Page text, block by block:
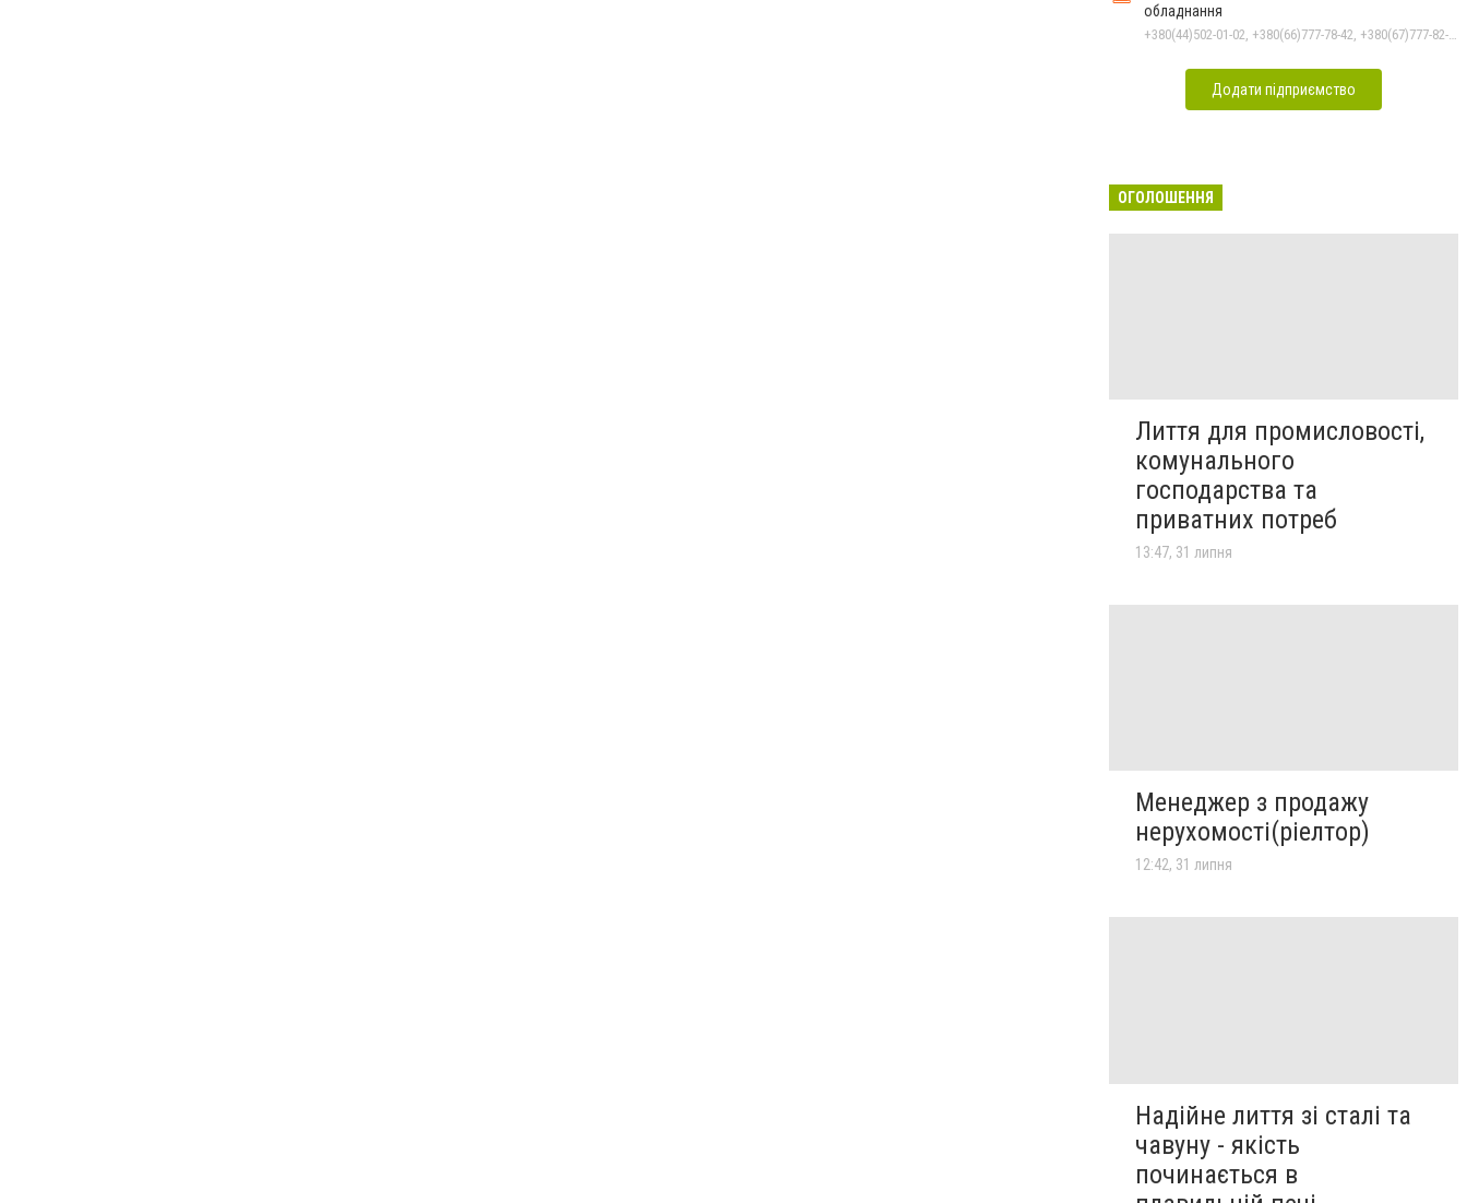
обладнання
Додати підприємство
ОГОЛОШЕННЯ
Лиття для промисловості,
комунального
господарства та
приватних потреб
13:47, 31 липня
Менеджер з продажу
нерухомості(ріелтор)
12:42, 31 липня
Надійне лиття зі сталі та
чавуну - якість
починається в